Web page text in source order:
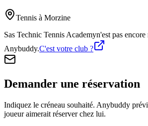
Tennis à Morzine
Sas Technic Tennis Academyn'est pas
Anybuddy.C'est votre club ?
Demander une réservation
Indiquez le créneau souhaité. Anybuddy
joueur aimerait réserver chez lui.